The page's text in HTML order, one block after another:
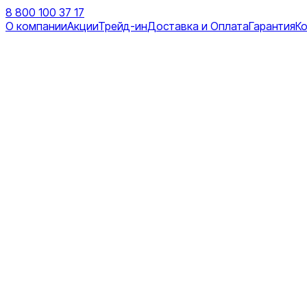
8 800 100 37 17
О компанииАкцииТрейд-инДоставка и ОплатаГарантия